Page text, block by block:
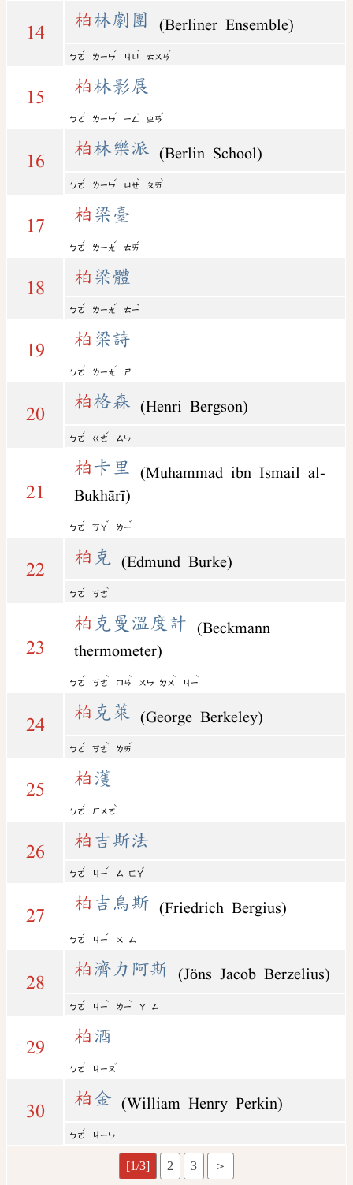
14
柏林劇團 (Berliner Ensemble)
ㄅㄛ
ˊ
ㄌㄧㄣ
ˊ
ㄐㄩ
ˋ
ㄊㄨㄢ
ˊ
15
柏林影展
ㄅㄛ
ˊ
ㄌㄧㄣ
ˊ
ㄧㄥ
ˇ
ㄓㄢ
ˇ
16
柏林樂派 (Berlin School)
ㄅㄛ
ˊ
ㄌㄧㄣ
ˊ
ㄩㄝ
ˋ
ㄆㄞ
ˋ
17
柏 梁臺
ㄅㄛ
ˊ
ㄌㄧㄤ
ˊ
ㄊㄞ
ˊ
18
柏 梁體
ㄅㄛ
ˊ
ㄌㄧㄤ
ˊ
ㄊㄧ
ˇ
19
柏 梁詩
ㄅㄛ
ˊ
ㄌㄧㄤ
ˊ
ㄕ
20
柏格森 (Henri Bergson)
ㄅㄛ
ˊ
ㄍㄜ
ˊ
ㄙㄣ
21
柏卡里
(Muhammad ibn Ismail al-
Bukhārī)
ㄅㄛ
ˊ
ㄎㄚ
ˇ
ㄌㄧ
ˇ
22
柏 克 (Edmund Burke)
ㄅㄛ
ˊ
ㄎㄜ
ˋ
23
柏 克曼溫度計
(Beckmann
thermometer)
ㄅㄛ
ˊ
ㄎㄜ
ˋ
ㄇㄢ
ˋ
ㄨㄣ ㄉㄨ
ˋ
ㄐㄧ
ˋ
24
柏 克萊 (George Berkeley)
ㄅㄛ
ˊ
ㄎㄜ
ˋ
ㄌㄞ
ˊ
25
柏 濩
ㄅㄛ
ˊ
ㄏㄨㄛ
ˋ
26
柏 吉斯法
ㄅㄛ
ˊ
ㄐㄧ
ˊ
ㄙ ㄈㄚ
ˇ
27
柏 吉烏斯 (Friedrich Bergius)
ㄅㄛ
ˊ
ㄐㄧ
ˊ
ㄨ ㄙ
28
柏 濟力阿斯 (Jöns Jacob Berzelius)
ㄅㄛ
ˊ
ㄐㄧ
ˋ
ㄌㄧ
ˋ
ㄚ ㄙ
29
柏 酒
ㄅㄛ
ˊ
ㄐㄧㄡ
ˇ
30
柏 金 (William Henry Perkin)
ㄅㄛ
ˊ
ㄐㄧㄣ
[1/3] 2 3 ＞